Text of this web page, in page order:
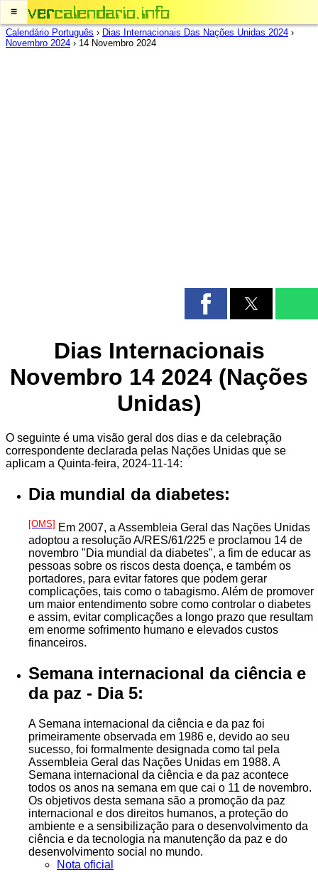
≡
Calendário Português › Dias Internacionais Das Nações Unidas 2024 ›
Novembro 2024 › 14 Novembro 2024
Dias Internacionais
Novembro 14 2024 (Nações
Unidas)
O seguinte é uma visão geral dos dias e da celebração
correspondente declarada pelas Nações Unidas que se
aplicam a Quinta-feira, 2024-11-14:
Dia mundial da diabetes:
[OMS] Em 2007, a Assembleia Geral das Nações Unidas
adoptou a resolução A/RES/61/225 e proclamou 14 de
novembro "Dia mundial da diabetes", a fim de educar as
pessoas sobre os riscos desta doença, e também os
portadores, para evitar fatores que podem gerar
complicações, tais como o tabagismo. Além de promover
um maior entendimento sobre como controlar o diabetes
e assim, evitar complicações a longo prazo que resultam
em enorme sofrimento humano e elevados custos
financeiros.
Semana internacional da ciência e
da paz - Dia 5:
A Semana internacional da ciência e da paz foi
primeiramente observada em 1986 e, devido ao seu
sucesso, foi formalmente designada como tal pela
Assembleia Geral das Nações Unidas em 1988. A
Semana internacional da ciência e da paz acontece
todos os anos na semana em que cai o 11 de novembro.
Os objetivos desta semana são a promoção da paz
internacional e dos direitos humanos, a proteção do
ambiente e a sensibilização para o desenvolvimento da
ciência e da tecnologia na manutenção da paz e do
desenvolvimento social no mundo.
Nota oficial